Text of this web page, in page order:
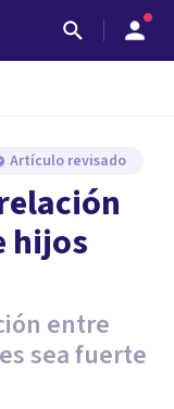
Artículo revisado
hijos
entre
sea fuerte